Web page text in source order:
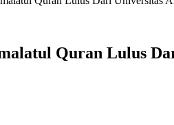
Quran Lulus